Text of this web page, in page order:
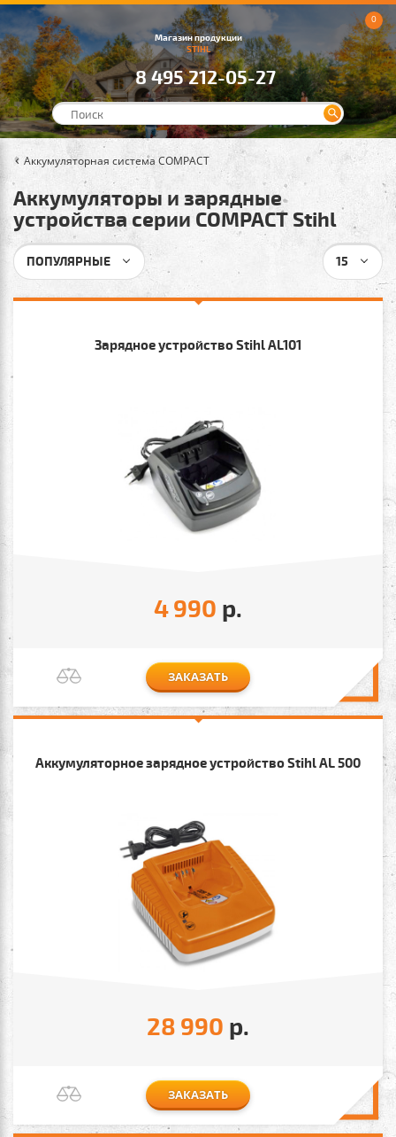
Магазин продукции
STIHL
8 495 212-05-27
0
Аккумуляторная система COMPACT
Аккумуляторы и зарядные
устройства серии COMPACT Stihl
ПОПУЛЯРНЫЕ 15
Зарядное устройство Stihl AL101
4 990 р.
ЗАКАЗАТЬ
Аккумуляторное зарядное устройство Stihl AL 500
28 990 р.
ЗАКАЗАТЬ